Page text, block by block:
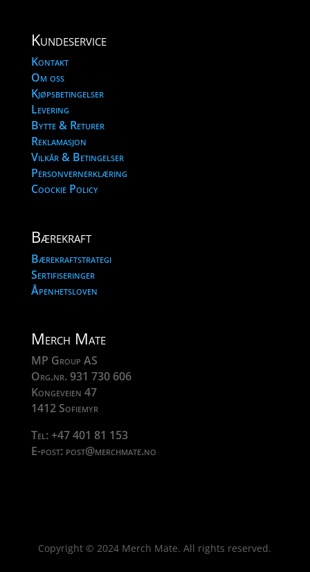
Kundeservice
Kontakt
Om oss
Kjøpsbetingelser
Levering
Bytte & Returer
Reklamasjon
Vilkår & Betingelser
Personvernerklæring
Coockie Policy
Bærekraft
Bærekraftstrategi
Sertifiseringer
Åpenhetsloven
Merch Mate
MP Group AS
Org.nr. 931 730 606
Kongeveien 47
1412 Sofiemyr
Tel: +47 401 81 153
E-post: post@merchmate.no
Copyright © 2024 Merch Mate. All rights reserved.